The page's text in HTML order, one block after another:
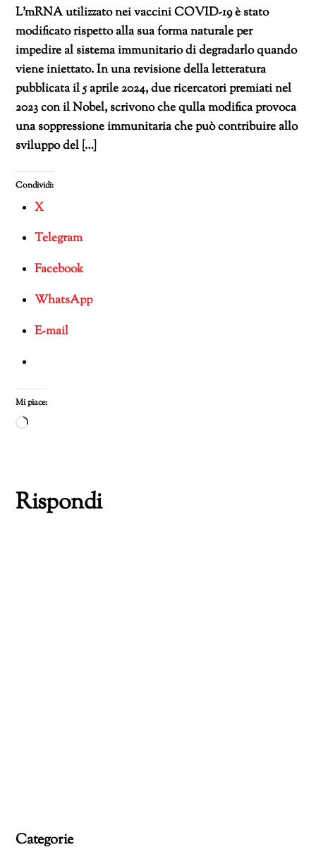
L’mRNA utilizzato nei vaccini COVID-19 è stato
modificato rispetto alla sua forma naturale per
impedire al sistema immunitario di degradarlo quando
viene iniettato. In una revisione della letteratura
pubblicata il 5 aprile 2024, due ricercatori premiati nel
2023 con il Nobel, scrivono che qulla modifica provoca
una soppressione immunitaria che può contribuire allo
sviluppo del […]
Condividi:
X
Telegram
Facebook
WhatsApp
E-mail
Mi piace:
Caricamento
Rispondi
Categorie